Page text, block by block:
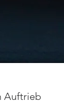
Auftrieb